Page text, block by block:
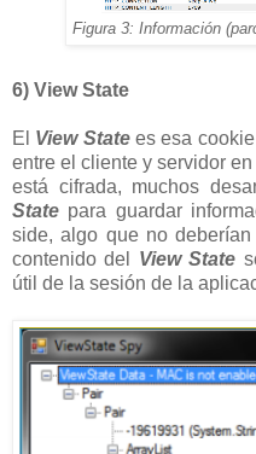
Figura 3: Información
6) View State
El View Statees esa
entre el cliente y servidor
está cifrada, muchos
State para guardar
side, algo que no
contenido del View State
útil de la sesión de la